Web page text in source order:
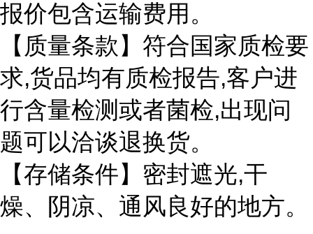
报价包含运输费用。
【质量条款】符合国家质检要
求,货品均有质检报告,客户进
行含量检测或者菌检,出现问
题可以洽谈退换货。
【存储条件】密封遮光,干
燥、阴凉、通风良好的地方。